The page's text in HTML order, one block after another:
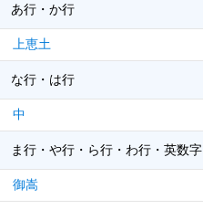
あ行・か行
上恵土
な行・は行
中
ま行・や行・ら行・わ行・英数字
御嵩